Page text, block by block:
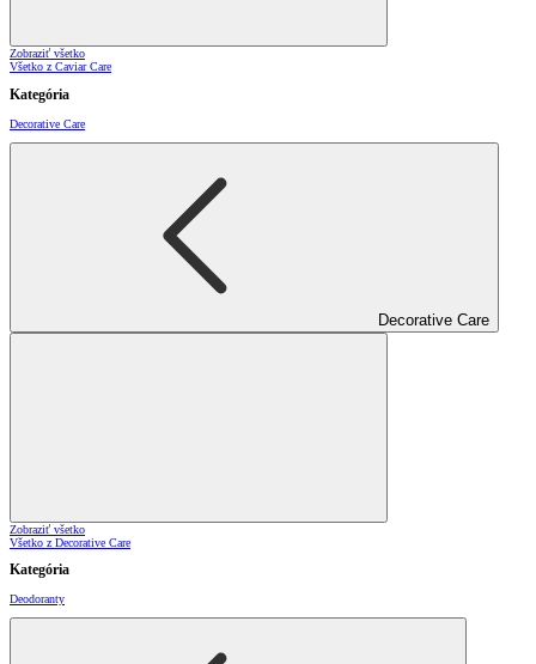
Zobraziť všetko
Všetko z Caviar Care
Kategória
Decorative Care
Decorative Care
Zobraziť všetko
Všetko z Decorative Care
Kategória
Deodoranty